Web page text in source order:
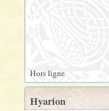
Hors ligne
Hyarion